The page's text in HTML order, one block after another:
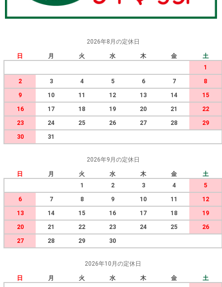
2026年8月の定休日
日 月 火 水 木 金
土
1
2
3 4 5 6 7
8
9
10 11 12 13 14
15
16
17 18 19 20 21
22
23
24 25 26 27 28
29
30
31
2026年9月の定休日
日 月 火 水 木 金
土
1
2 3 4
5
6
7 8 9 10 11
12
13
14 15 16 17 18
19
20
21 22 23 24 25
26
27
28 29 30
2026年10月の定休日
日 月 火 水 木 金
土